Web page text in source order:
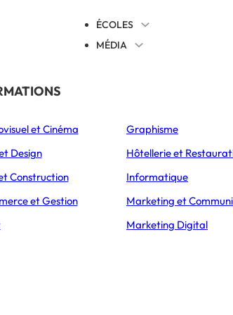
ÉCOLES
MÉDIA
Éducation
L’Express Éducation
Bachelors
et Cinéma
Design
Construction
et Gestion
Graphisme
Hôtellerie et
Informatique
Marketing et
Marketing Digital
ÉTABLISSEMENT PRÉSENTATION
Systèmes